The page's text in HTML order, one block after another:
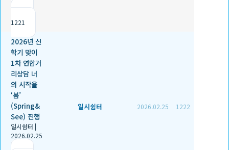
1221
2026년 신
학기 맞이
1차 연합거
리상담 너
의 시작을
‘봄’
(Spring&
See) 진행
일시쉼터 |
2026.02.25
|
일시쉼터 2026.02.25 1222